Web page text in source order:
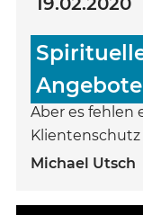
Aber es fehlen
Michael Utsch